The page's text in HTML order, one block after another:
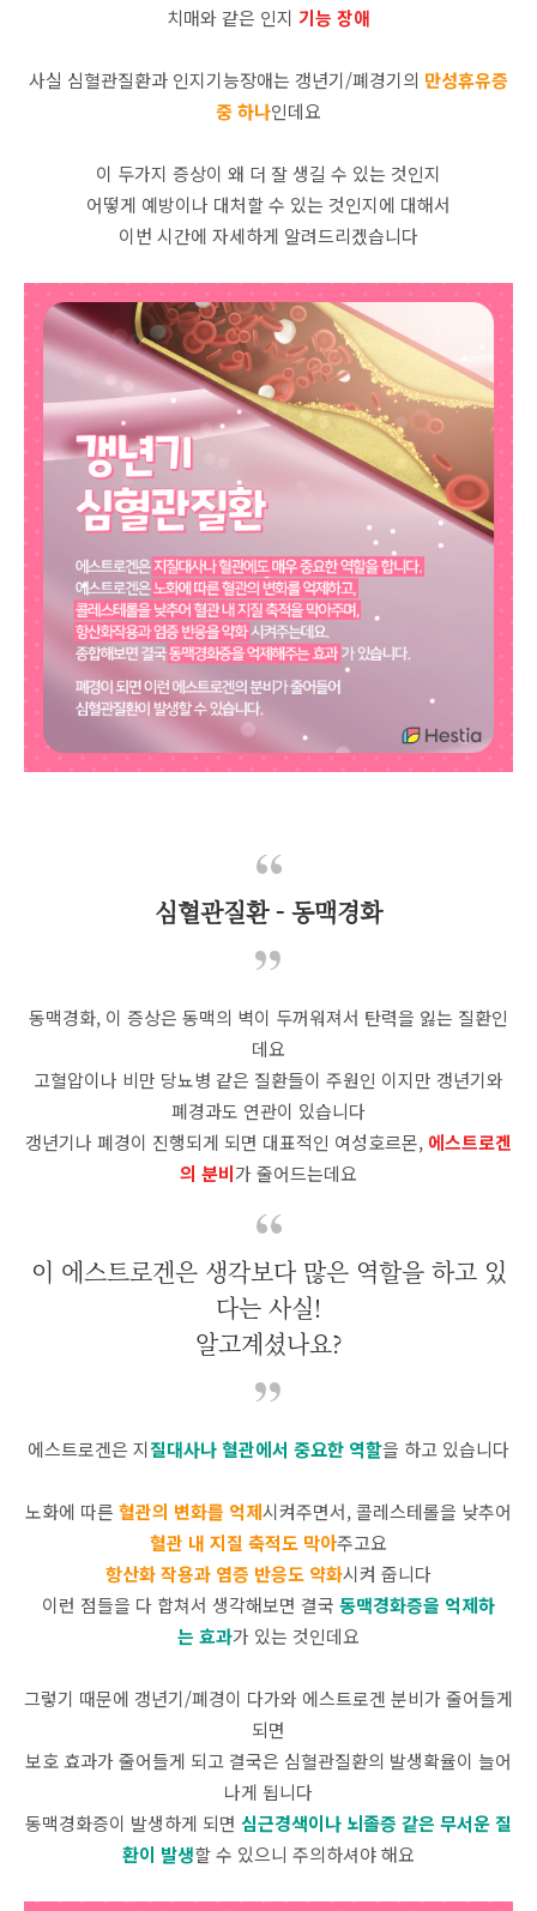
치매와 같은 인지 기능 장애
사실 심혈관질환과 인지기능장애는 갱년기/폐경기의 만성휴유증
중 하나인데요
이 두가지 증상이 왜 더 잘 생길 수 있는 것인지
어떻게 예방이나 대처할 수 있는 것인지에 대해서
이번 시간에 자세하게 알려드리겠습니다
심혈관질환 - 동맥경화
동맥경화, 이 증상은 동맥의 벽이 두꺼워져서 탄력을 잃는 질환인
데요
고혈압이나 비만 당뇨병 같은 질환들이 주원인 이지만 갱년기와
폐경과도 연관이 있습니다
갱년기나 폐경이 진행되게 되면 대표적인 여성호르몬, 에스트로겐
의 분비가 줄어드는데요
이 에스트로겐은 생각보다 많은 역할을 하고 있
다는 사실!
알고계셨나요?
에스트로겐은 지질대사나 혈관에서 중요한 역할을 하고 있습니다
노화에 따른 혈관의 변화를 억제시켜주면서, 콜레스테롤을 낮추어
혈관 내 지질 축적도 막아주고요
항산화 작용과 염증 반응도 약화시켜 줍니다
이런 점들을 다 합쳐서 생각해보면 결국 동맥경화증을 억제하
는 효과가 있는 것인데요
그렇기 때문에 갱년기/폐경이 다가와 에스트로겐 분비가 줄어들게
되면
보호 효과가 줄어들게 되고 결국은 심혈관질환의 발생확율이 늘어
나게 됩니다
동맥경화증이 발생하게 되면 심근경색이나 뇌졸증 같은 무서운 질
환이 발생할 수 있으니 주의하셔야 해요